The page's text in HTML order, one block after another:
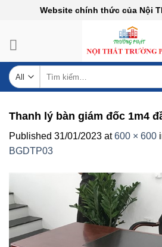
Website chính thức của Nội
kiếm:
Thanh lý bàn giám đốc 1m4
Published 31/01/2023 at600 × 600
BGDTP03